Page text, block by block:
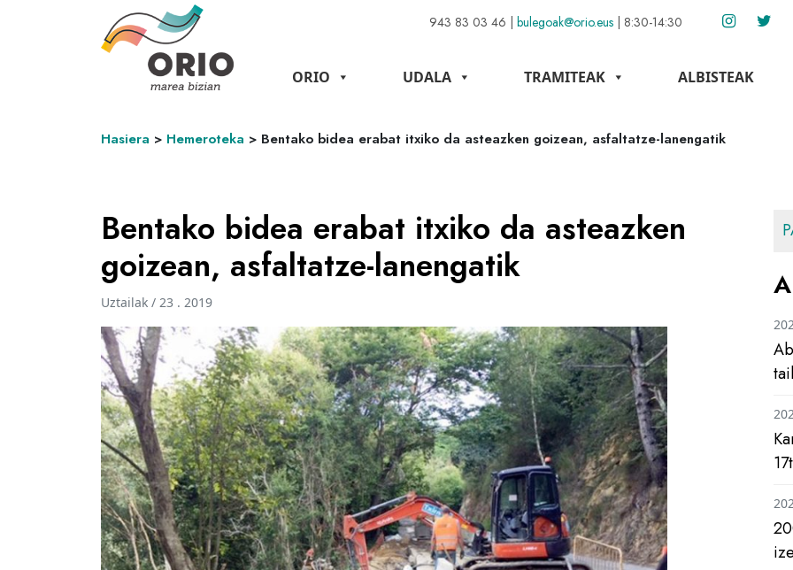
943 83 03 46 | bulegoak@orio.eus | 8:30-14:30
ORIO UDALA TRAMITEAK ALBISTEAK
Hasiera > Hemeroteka > Bentako bidea erabat itxiko da asteazken goizean, asfaltatze-lanengatik
Bentako bidea erabat itxiko da asteazken
goizean, asfaltatze-lanengatik
Uztailak / 23 . 2019